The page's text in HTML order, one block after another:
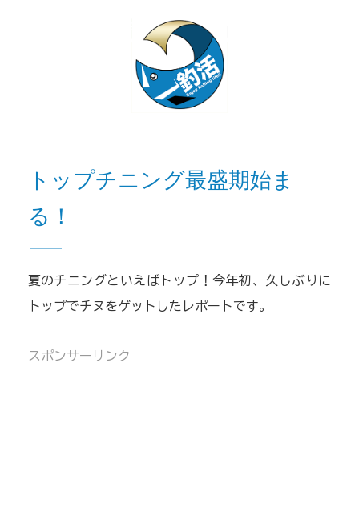
トップチニング最盛期始ま
る！
夏のチニングといえばトップ！今年初、久しぶりに
トップでチヌをゲットしたレポートです。
スポンサーリンク